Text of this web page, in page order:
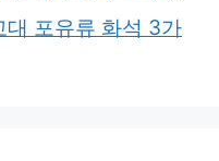
대 포유류 화석 3가